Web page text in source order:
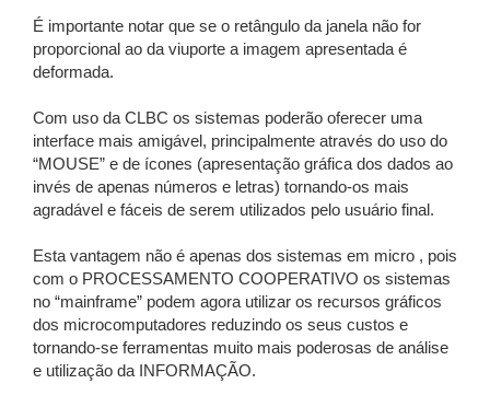
É importante notar que se o retângulo da janela não for
proporcional ao da viuporte a imagem apresentada é
deformada.
Com uso da CLBC os sistemas poderão oferecer uma
interface mais amigável, principalmente através do uso do
“MOUSE” e de ícones (apresentação gráfica dos dados ao
invés de apenas números e letras) tornando-os mais
agradável e fáceis de serem utilizados pelo usuário final.
Esta vantagem não é apenas dos sistemas em micro , pois
com o PROCESSAMENTO COOPERATIVO os sistemas
no “mainframe” podem agora utilizar os recursos gráficos
dos microcomputadores reduzindo os seus custos e
tornando-se ferramentas muito mais poderosas de análise
e utilização da INFORMAÇÃO.